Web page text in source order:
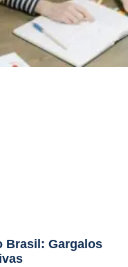
Brasil: Gargalos